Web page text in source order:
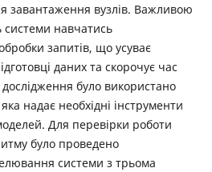
завантаження вузлів. Важливою
системи навчатись
запитів, що усуває
даних та скорочує час
було використано
надає необхідні інструменти
Для перевірки роботи
було проведено
системи з трьома